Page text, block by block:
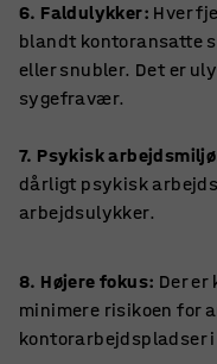
6. Faldulykker: Hver
blandt kontoransatte
eller snubler. Det er
sygefravær.
7. Psykisk
dårligt psykisk
arbejdsulykker.
8. Højere fokus: Der er
minimere risikoen for
kontorarbejdspladser i